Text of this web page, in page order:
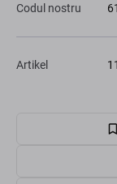
Codul nostru
Artikel